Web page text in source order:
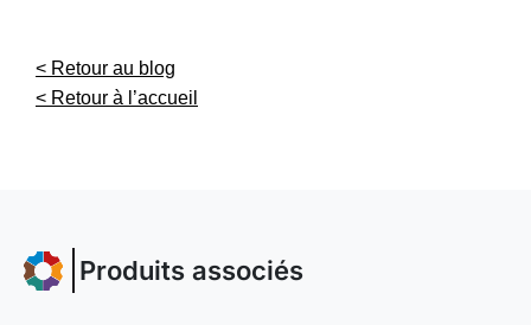
< Retour au blog
< Retour à l’accueil
Produits associés